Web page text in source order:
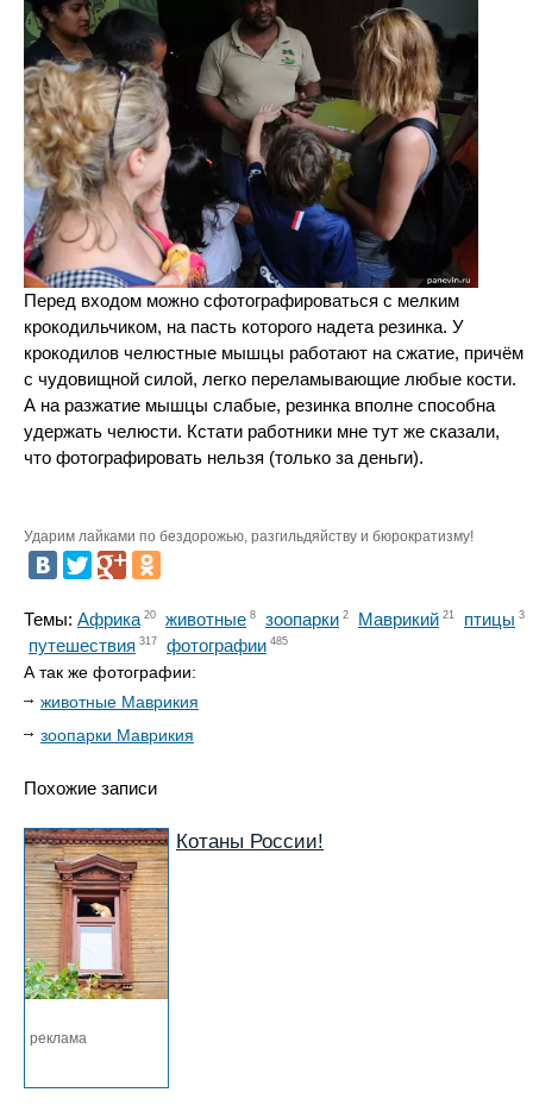
Перед входом можно сфотографироваться с мелким
крокодильчиком, на пасть которого надета резинка. У
крокодилов челюстные мышцы работают на сжатие, причём
с чудовищной силой, легко переламывающие любые кости.
А на разжатие мышцы слабые, резинка вполне способна
удержать челюсти. Кстати работники мне тут же сказали,
что фотографировать нельзя (только за деньги).
Ударим лайками по бездорожью, разгильдяйству и бюрократизму!
Темы: Африка 20 животные 8 зоопарки 2 Маврикий 21 птицы 3
путешествия 317 фотографии 485
А так же фотографии:
животные Маврикия
зоопарки Маврикия
Похожие записи
реклама
Котаны России!